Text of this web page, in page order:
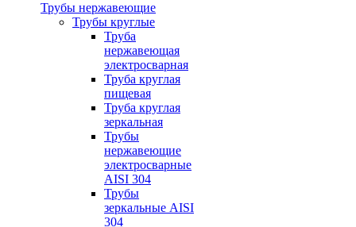
Трубы нержавеющие
Трубы круглые
Труба
нержавеющая
электросварная
Труба круглая
пищевая
Труба круглая
зеркальная
Трубы
нержавеющие
электросварные
AISI 304
Трубы
зеркальные AISI
304